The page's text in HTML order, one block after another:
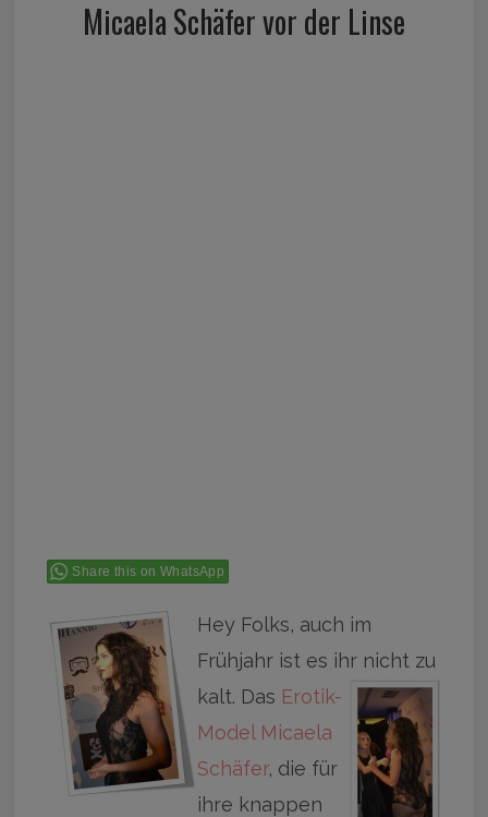
Micaela Schäfer vor der Linse
Share this on WhatsApp
Hey Folks, auch im
Frühjahr ist es ihr nicht zu
kalt. Das Erotik-
Model Micaela
Schäfer, die für
ihre knappen